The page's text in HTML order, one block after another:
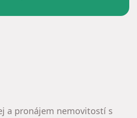
a pronájem nemovitostí s